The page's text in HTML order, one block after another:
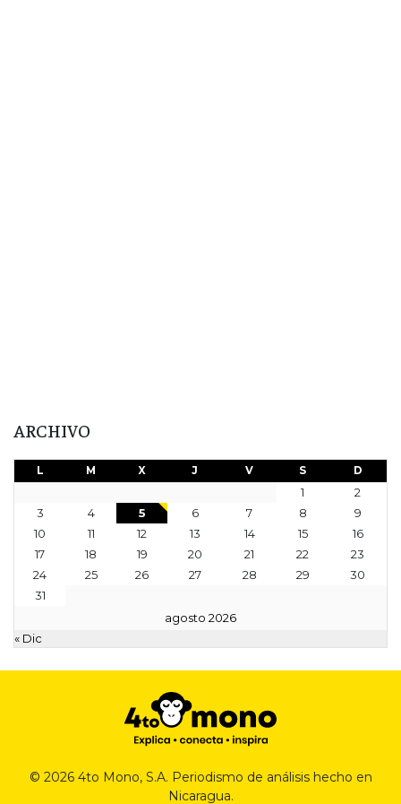
ARCHIVO
agosto 2026
L M X J V S D
1
2
3
4 5 6 7 8
9
10
11 12 13 14 15
16
17
18 19 20 21 22
23
24
25 26 27 28 29
30
31
« Dic
© 2026 4to Mono, S.A. Periodismo de análisis hecho en
Nicaragua.